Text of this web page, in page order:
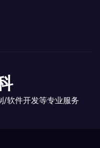
/软件开发等专业服务